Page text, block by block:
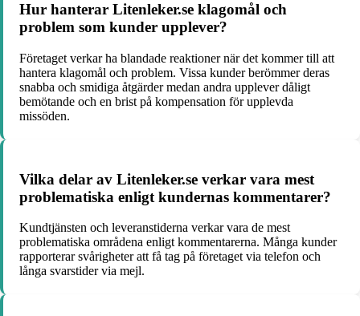
Hur hanterar Litenleker.se klagomål och
problem som kunder upplever?
Företaget verkar ha blandade reaktioner när det kommer till att
hantera klagomål och problem. Vissa kunder berömmer deras
snabba och smidiga åtgärder medan andra upplever dåligt
bemötande och en brist på kompensation för upplevda
missöden.
Vilka delar av Litenleker.se verkar vara mest
problematiska enligt kundernas kommentarer?
Kundtjänsten och leveranstiderna verkar vara de mest
problematiska områdena enligt kommentarerna. Många kunder
rapporterar svårigheter att få tag på företaget via telefon och
långa svarstider via mejl.